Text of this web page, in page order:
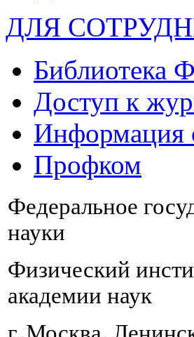
ДЛЯ
Библиотека
Доступ к
Информация
Профком
Федеральное
науки
Физический
академии наук